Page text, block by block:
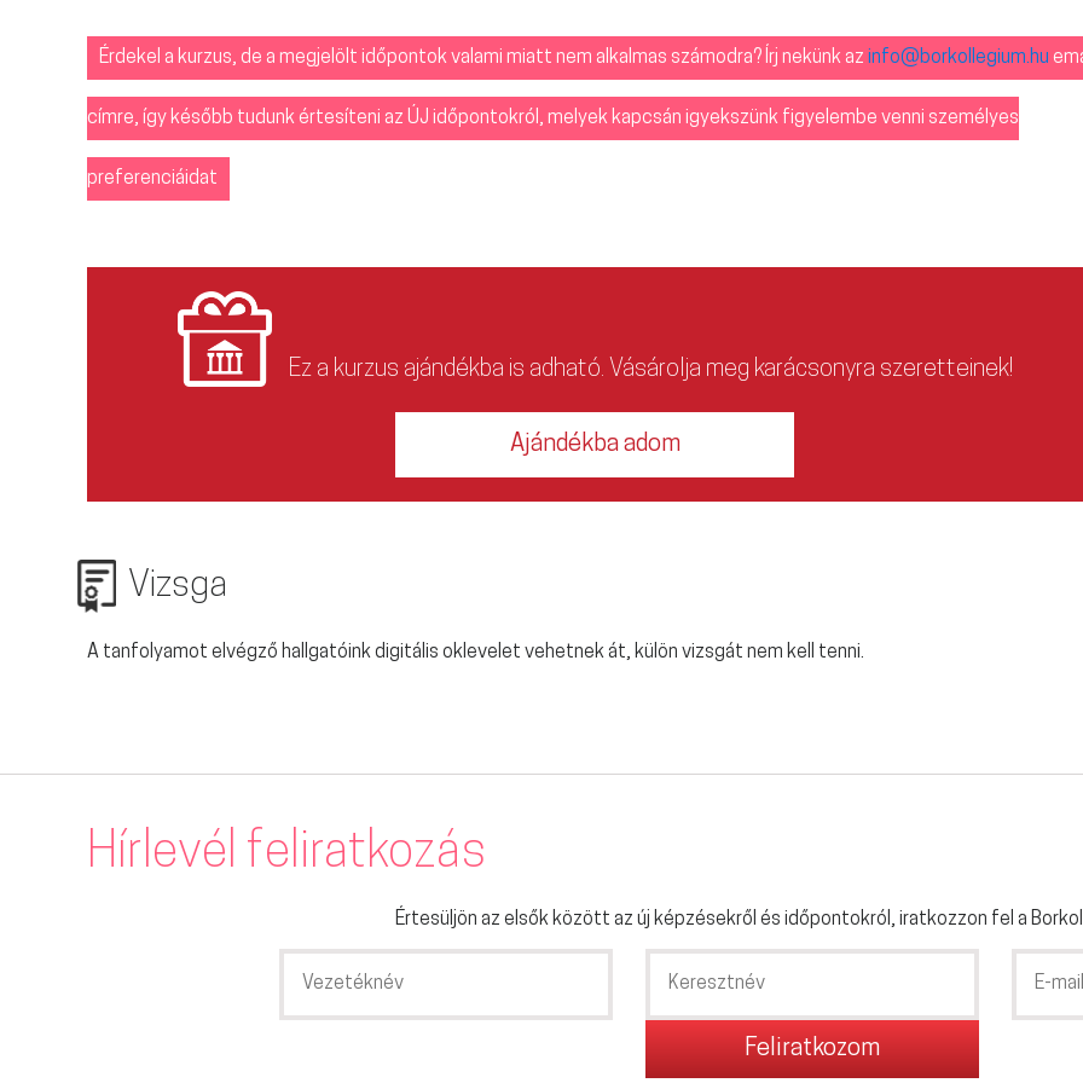
Érdekel a kurzus, de a megjelölt időpontok valami miatt nem alkalmas számodra? Írj nekünk az info@borkollegium.hu
címre, így később tudunk értesíteni az ÚJ időpontokról, melyek kapcsán igyekszünk figyelembe venni személyes
preferenciáidat
Ez a kurzus ajándékba is adható. Vásárolja meg karácsonyra szeretteinek!
Ajándékba adom
Vizsga
A tanfolyamot elvégző hallgatóink digitális oklevelet vehetnek át, külön vizsgát nem kell tenni.
Hírlevél feliratkozás
Értesüljön az elsők között az új képzésekről és időpontokról, iratkozzon fel a